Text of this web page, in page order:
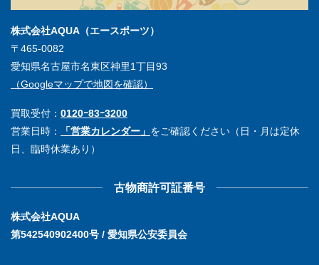
株式会社AQUA（エースポーツ）
〒465-0082
愛知県名古屋市名東区神里1丁目93
（Googleマップで地図を確認）
買取受付： 0120ｰ83ｰ3200
営業日時：
「営業カレンダー」 をご確認ください（日・月は定休
日、臨時休業あり）
古物商許可証番号
株式会社AQUA
第542540902400号 / 愛知県公安委員会